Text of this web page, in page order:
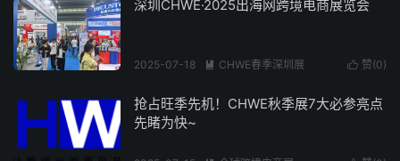
深圳CHWE·2025出海网跨境电商展览会
 赞(0)
2025-07-18  CHWE春季深圳展
抢占旺季先机！CHWE秋季展7大必参亮点
先睹为快~